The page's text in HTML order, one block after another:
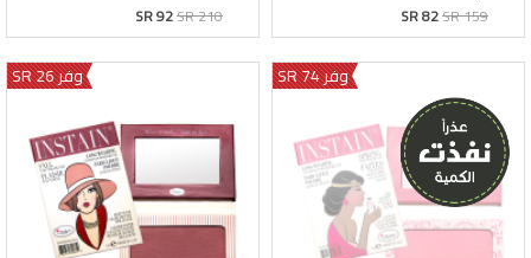
SR 82SR 159
SR 92SR 210
وفر 74 SR وفر 26 SR